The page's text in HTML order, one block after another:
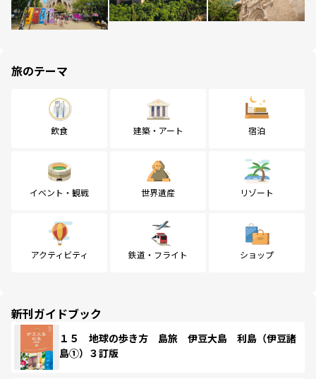
旅のテーマ
飲食 建築・アート 宿泊
イベント・観戦 世界遺産 リゾート
アクティビティ 鉄道・フライト ショップ
新刊ガイドブック
１５ 地球の歩き方 島旅 伊豆大島 利島（伊豆諸
島①）３訂版